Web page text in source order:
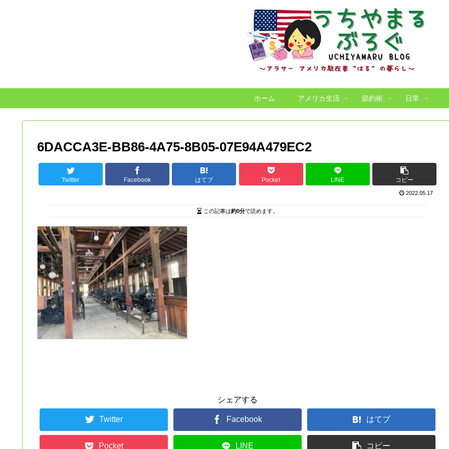
ホーム アメリカ生活 節約術 日常
6DACCA3E-BB86-4A75-8B05-07E94A479EC2
Twitter Facebook はてブ Pocket LINE コピー
2022.05.17
この記事は約0分で読めます。
シェアする
Twitter Facebook はてブ
Pocket LINE コピー